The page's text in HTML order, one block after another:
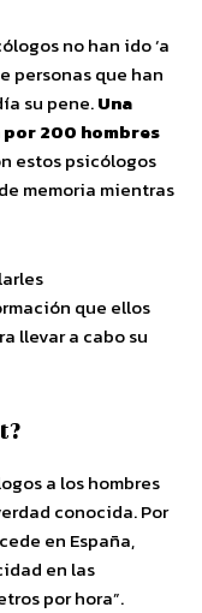
no han ido ‘a
personas que han
su pene.Una
200 hombres
estos psicólogos
memoria mientras
que ellos
llevar a cabo su
a los hombres
conocida. Por
en España,
en las
por hora”.